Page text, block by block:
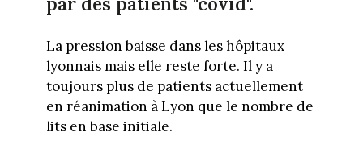
La pression baisse dans les hôpitaux
lyonnais mais elle reste forte. Il y a
toujours plus de patients actuellement
en réanimation à Lyon que le nombre de
lits en base initiale.